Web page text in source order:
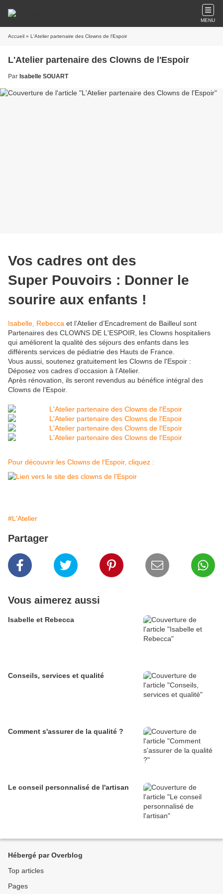
MENU
Accueil » L'Atelier partenaire des Clowns de l'Espoir
L'Atelier partenaire des Clowns de l'Espoir
Par Isabelle SOUART
Vos cadres ont des
Super Pouvoirs : Donner le
sourire aux enfants !
Isabelle, Rebecca et l’Atelier d’Encadrement de Bailleul sont
Partenaires des CLOWNS DE L'ESPOIR, les Clowns hospitaliers
qui améliorent la qualité des séjours des enfants dans les
différents services de pédiatrie des Hauts de France.
Vous aussi, soutenez gratuitement les Clowns de l'Espoir :
Déposez vos cadres d’occasion à l’Atelier.
Après rénovation, ils seront revendus au bénéfice intégral des
Clowns de l’Espoir.
Pour découvrir les Clowns de l'Espoir, cliquez :
#L'Atelier
Partager
Vous aimerez aussi
Isabelle et Rebecca
Conseils, services et qualité
Comment s'assurer de la qualité ?
Le conseil personnalisé de l'artisan
Hébergé par Overblog
Top articles
Pages